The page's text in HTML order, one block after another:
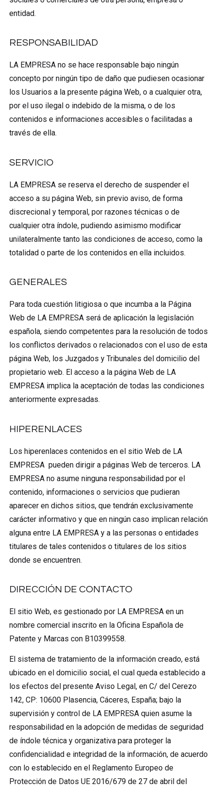
entidad.
RESPONSABILIDAD
LA EMPRESA no se hace responsable bajo ningún
concepto por ningún tipo de daño que pudiesen ocasionar
los Usuarios a la presente página Web, o a cualquier otra,
por el uso ilegal o indebido de la misma, o de los
contenidos e informaciones accesibles o facilitadas a
través de ella.
SERVICIO
LA EMPRESA se reserva el derecho de suspender el
acceso a su página Web, sin previo aviso, de forma
discrecional y temporal, por razones técnicas o de
cualquier otra índole, pudiendo asimismo modificar
unilateralmente tanto las condiciones de acceso, como la
totalidad o parte de los contenidos en ella incluidos.
GENERALES
Para toda cuestión litigiosa o que incumba a la Página
Web de LA EMPRESA será de aplicación la legislación
española, siendo competentes para la resolución de todos
los conflictos derivados o relacionados con el uso de esta
página Web, los Juzgados y Tribunales del domicilio del
propietario web. El acceso a la página Web de LA
EMPRESA implica la aceptación de todas las condiciones
anteriormente expresadas.
HIPERENLACES
Los hiperenlaces contenidos en el sitio Web de LA
EMPRESA pueden dirigir a páginas Web de terceros. LA
EMPRESA no asume ninguna responsabilidad por el
contenido, informaciones o servicios que pudieran
aparecer en dichos sitios, que tendrán exclusivamente
carácter informativo y que en ningún caso implican relación
alguna entre LA EMPRESA y a las personas o entidades
titulares de tales contenidos o titulares de los sitios
donde se encuentren.
DIRECCIÓN DE CONTACTO
El sitio Web, es gestionado por LA EMPRESA en un
nombre comercial inscrito en la Oficina Española de
Patente y Marcas con B10399558.
El sistema de tratamiento de la información creado, está
ubicado en el domicilio social, el cual queda establecido a
los efectos del presente Aviso Legal, en C/ del Cerezo
142, CP: 10600 Plasencia, Cáceres, España; bajo la
supervisión y control de LA EMPRESA quien asume la
responsabilidad en la adopción de medidas de seguridad
de índole técnica y organizativa para proteger la
confidencialidad e integridad de la información, de acuerdo
con lo establecido en el Reglamento Europeo de
Protección de Datos UE 2016/679 de 27 de abril del